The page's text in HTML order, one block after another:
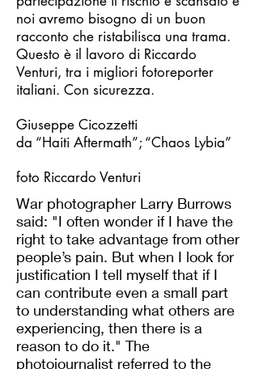
noi avremo bisogno di un buon
racconto che ristabilisca una trama.
Questo è il lavoro di Riccardo
Venturi, tra i migliori fotoreporter
italiani. Con sicurezza.
Giuseppe Cicozzetti
da “Haiti Aftermath”; “Chaos Lybia”
foto Riccardo Venturi
War photographer Larry Burrows
said: "I often wonder if I have the
right to take advantage from other
people’s pain. But when I look for
justification I tell myself that if I
can contribute even a small part
to understanding what others are
experiencing, then there is a
reason to do it." The
photojournalist referred to the